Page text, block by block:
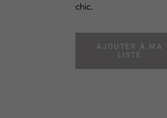
chic.
AJOUTER À MA
LISTE